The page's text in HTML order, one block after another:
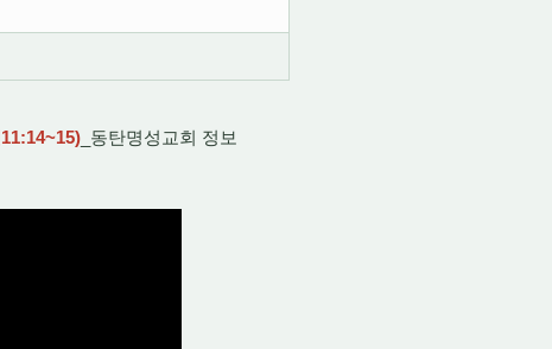
11:14~15) _동탄명성교회 정보